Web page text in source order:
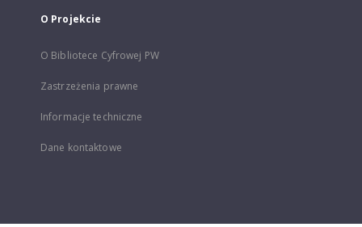
O Projekcie
O Bibliotece Cyfrowej PW
Zastrzeżenia prawne
Informacje techniczne
Dane kontaktowe